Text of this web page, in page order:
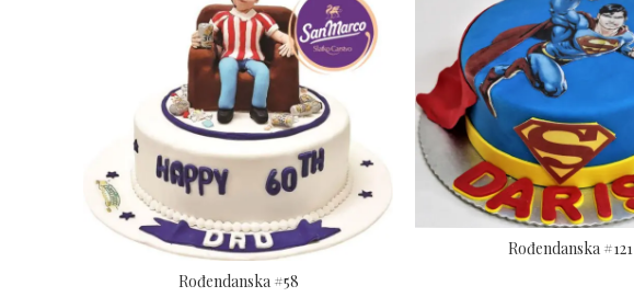
Rođendanska #58
Rođendanska #121